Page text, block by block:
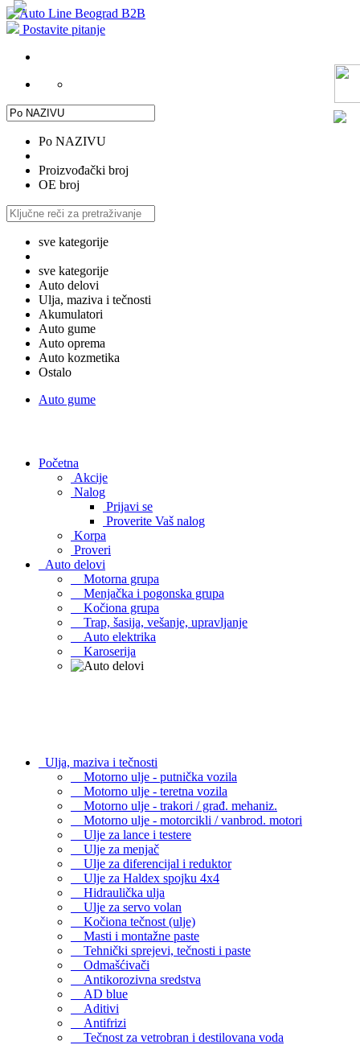
Postavite pitanje
Po NAZIVU
Proizvođački broj
OE broj
sve kategorije
sve kategorije
Auto delovi
Ulja, maziva i tečnosti
Akumulatori
Auto gume
Auto oprema
Auto kozmetika
Ostalo
Auto gume
Početna
Akcije
Nalog
Prijavi se
Proverite Vaš nalog
Korpa
Proveri
Auto delovi
Motorna grupa
Menjačka i pogonska grupa
Kočiona grupa
Trap, šasija, vešanje, upravljanje
Auto elektrika
Karoserija
Ulja, maziva i tečnosti
Motorno ulje - putnička vozila
Motorno ulje - teretna vozila
Motorno ulje - trakori / građ. mehaniz.
Motorno ulje - motorcikli / vanbrod. motori
Ulje za lance i testere
Ulje za menjač
Ulje za diferencijal i reduktor
Ulje za Haldex spojku 4x4
Hidraulička ulja
Ulje za servo volan
Kočiona tečnost (ulje)
Masti i montažne paste
Tehnički sprejevi, tečnosti i paste
Odmašćivači
Antikorozivna sredstva
AD blue
Aditivi
Antifrizi
Tečnost za vetrobran i destilovana voda